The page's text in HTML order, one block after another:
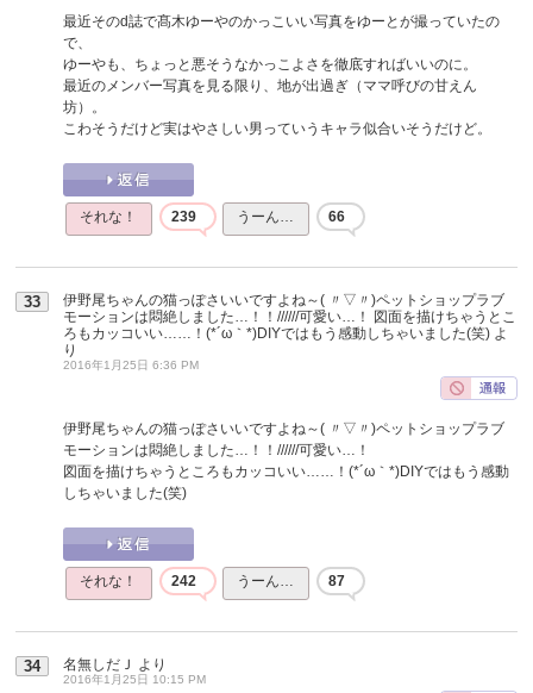
最近そのd誌で髙木ゆーやのかっこいい写真をゆーとが撮っていたの
で、
ゆーやも、ちょっと悪そうなかっこよさを徹底すればいいのに。
最近のメンバー写真を見る限り、地が出過ぎ（ママ呼びの甘えん
坊）。
こわそうだけど実はやさしい男っていうキャラ似合いそうだけど。
それな！ 239 うーん… 66
33
伊野尾ちゃんの猫っぽさいいですよね～( 〃▽〃)ペットショップラブ
モーションは悶絶しました…！！//////可愛い…！ 図面を描けちゃうとこ
ろもカッコいい……！(*´ω｀*)DIYではもう感動しちゃいました(笑) よ
り
2016年1月25日 6:36 PM
伊野尾ちゃんの猫っぽさいいですよね～( 〃▽〃)ペットショップラブ
モーションは悶絶しました…！！//////可愛い…！
図面を描けちゃうところもカッコいい……！(*´ω｀*)DIYではもう感動
しちゃいました(笑)
それな！ 242 うーん… 87
34 名無しだＪ より
2016年1月25日 10:15 PM